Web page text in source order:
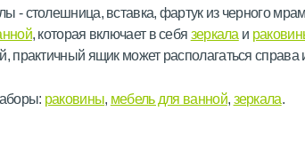
- столешница, вставка, фартук из черного
, которая включает в себя зеркала и
практичный ящик может располагаться справа
раковины, мебель для ванной, зеркала.